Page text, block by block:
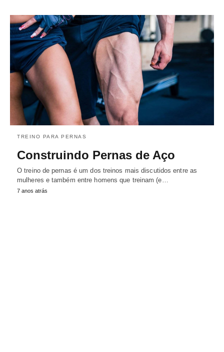
TREINO PARA PERNAS
Construindo Pernas de Aço
O treino de pernas é um dos treinos mais discutidos entre as
mulheres e também entre homens que treinam (e…
7 anos atrás